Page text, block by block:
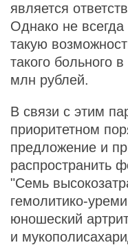
является
Однако не
такую
такого больного
млн рублей.
В связи с этим
приоритетном
предложение и
распространить
"Семь
гемолитико-
юношеский
и